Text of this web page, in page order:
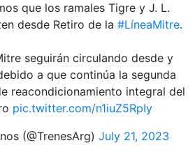
que los ramales Tigre y J. L.
desde Retiro de la #LíneaMitre.
seguirán circulando desde y
a que continúa la segunda
reacondicionamiento integral del
pic.twitter.com/n1iuZ5RpIy
(@TrenesArg) July 21, 2023